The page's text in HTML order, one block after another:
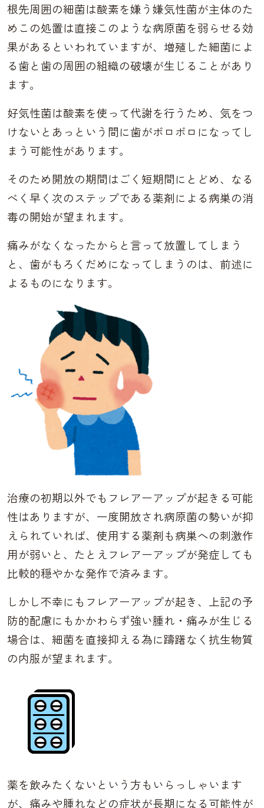
根先周囲の細菌は酸素を嫌う嫌気性菌が主体のた
めこの処置は直接このような病原菌を弱らせる効
果があるといわれていますが、増殖した細菌によ
る歯と歯の周囲の組織の破壊が生じることがあり
ます。
好気性菌は酸素を使って代謝を行うため、気をつ
けないとあっという間に歯がボロボロになってし
まう可能性があります。
そのため開放の期間はごく短期間にとどめ、なる
べく早く次のステップである薬剤による病巣の消
毒の開始が望まれます。
痛みがなくなったからと言って放置してしまう
と、歯がもろくだめになってしまうのは、前述に
よるものになります。
治療の初期以外でもフレアーアップが起きる可能
性はありますが、一度開放され病原菌の勢いが抑
えられていれば、使用する薬剤も病巣への刺激作
用が弱いと、たとえフレアーアップが発症しても
比較的穏やかな発作で済みます。
しかし不幸にもフレアーアップが起き、上記の予
防的配慮にもかかわらず強い腫れ・痛みが生じる
場合は、細菌を直接抑える為に躊躇なく抗生物質
の内服が望まれます。
薬を飲みたくないという方もいらっしゃいます
が、痛みや腫れなどの症状が長期になる可能性が